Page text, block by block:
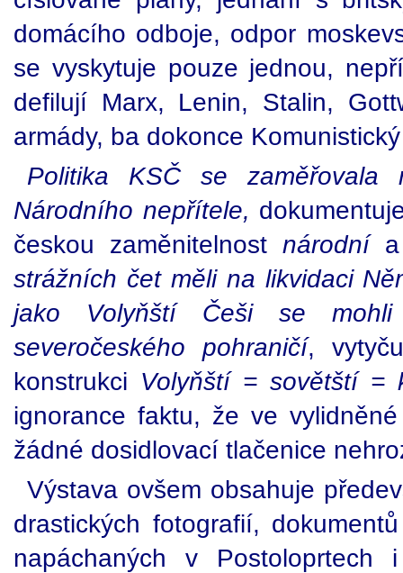
domácího odboje, odpor
se vyskytuje pouze jednou,
defilují Marx, Lenin, Stalin,
armády, ba dokonce
Politika KSČ se zaměřovala
Národního nepřítele,
českou zaměnitelnost národní
strážních čet měli na likvidaci
jako Volyňští Češi se
severočeského pohraničí,
konstrukci Volyňští = sovětští =
ignorance faktu, že ve
žádné dosidlovací tlačenice
Výstava ovšem obsahuje
drastických fotografií,
napáchaných v